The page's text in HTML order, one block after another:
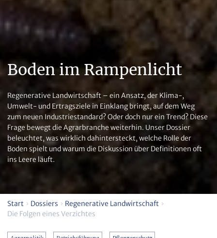
Boden im Rampenlicht
Regenerative Landwirtschaft – ein Ansatz, der Klima-,
Umwelt- und Ertragsziele in Einklang bringt, auf dem Weg
zum neuen Industriestandard? Oder doch nur ein Trend? Diese
Frage bewegt die Agrarbranche weiterhin. Unser Dossier
beleuchtet, was wirklich dahintersteckt, welche Rolle der
Boden spielt und warum die Diskussion über Definitionen oft
ins Leere läuft.
Start Dossiers
Regenerative Landwirtschaft
Die Folgen eines Verzichtes